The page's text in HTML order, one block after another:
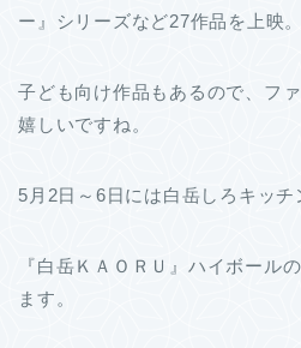
ー』シリーズなど27作品を上映。
子ども向け作品もあるので、フ
嬉しいですね。
5月2日～6日には白岳しろキッチ
『白岳ＫＡＯＲＵ』ハイボール
ます。